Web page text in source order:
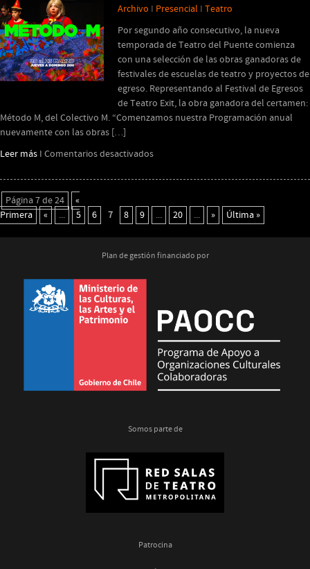
Archivo I Presencial I Teatro
Por segundo año consecutivo, la nueva
temporada de Teatro del Puente comienza
con una selección de las obras ganadoras de
festivales de escuelas de teatro y proyectos de
egreso. Representando al Festival de Egresos
de Teatro Exit, la obra ganadora del certamen:
Método M, del Colectivo M. “Comenzamos nuestra Programación anual
nuevamente con las obras […]
Leer más I Comentarios desactivadosen
M
Página 7 de 24
«
Primera
« ... 5 6 7 8 9 ... 20 ... » Última »
Plan de gestión financiado por
Somos parte de
Patrocina